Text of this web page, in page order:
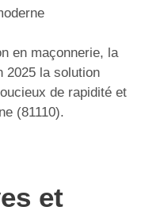
en maçonnerie, la
2025 la solution
de rapidité et
(81110).
et